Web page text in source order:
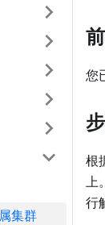
集群
您
根
上
行